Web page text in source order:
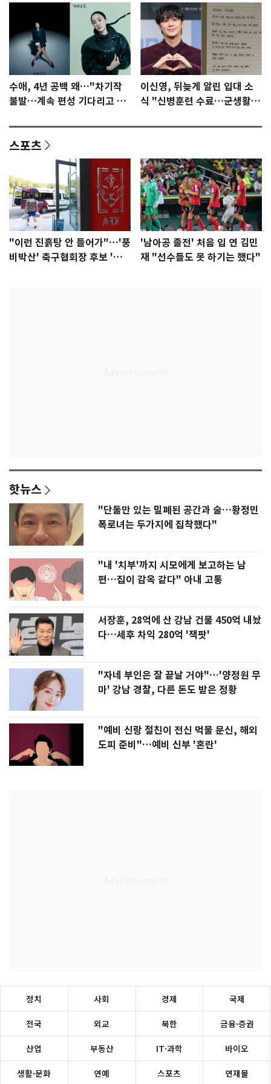
수애, 4년 공백 왜…"차기작
불발…계속 편성 기다리고 있
이신영, 뒤늦게 알린 입대 소
식 "신병훈련 수료…군생활
스포츠
"이런 진흙탕 안 들어가"…'풍
비박산' 축구협회장 후보 '실
'남아공 졸전' 처음 입 연 김민
재 "선수들도 못 하기는 했다"
핫뉴스
"단둘만 있는 밀폐된 공간과 술…황정민
폭로녀는 두가지에 집착했다"
"내 '치부'까지 시모에게 보고하는 남
편…집이 감옥 같다" 아내 고통
서장훈, 28억에 산 강남 건물 450억 내놨
다…세후 차익 280억 '잭팟'
"자네 부인은 잘 끝날 거야"…'양정원 무
마' 강남 경찰, 다른 돈도 받은 정황
"예비 신랑 절친이 전신 먹물 문신, 해외
도피 준비"…예비 신부 '혼란'
정치 사회 경제 국제
전국 외교 북한 금융·증권
산업 부동산 IT·과학 바이오
생활·문화 연예 스포츠 연재물